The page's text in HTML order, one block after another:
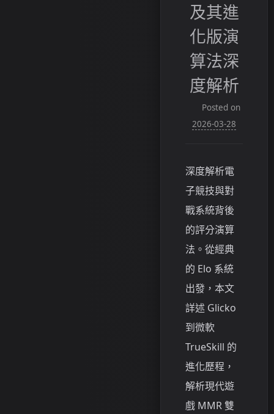
及其進
化版演
算法深
度解析
Posted on
2026-03-28
深度解析電
子競技與對
戰系統背後
的評分演算
法。從經典
的 Elo 系統
出發，本文
詳述 Glicko
到微軟
TrueSkill 的
進化歷程，
解析現代遊
戲 MMR 雙